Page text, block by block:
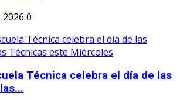
2026 0
Técnica celebra el día de las